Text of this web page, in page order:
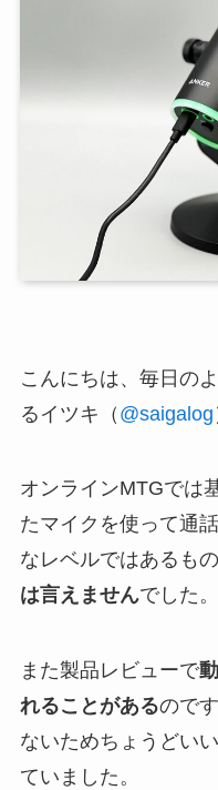
こんにちは、毎日の
るイツキ（ @saigalog
オンラインMTGでは
たマイクを使って通
なレベルではあるも
は言えませんでした。
また製品レビューで
れることがあるので
ないためちょうどい
ていました。